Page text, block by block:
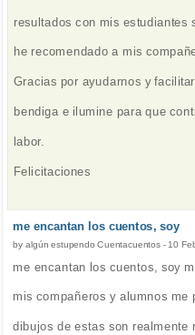
resultados con mis estudiantes
he recomendado a mis
Gracias por ayudarnos y
bendiga e ilumine para que
labor.
Felicitaciones
me encantan los cuentos, soy
by algún estupendo Cuentacuentos- 10
me encantan los cuentos, soy
mis compañeros y alumnos me
dibujos de estas son realmente